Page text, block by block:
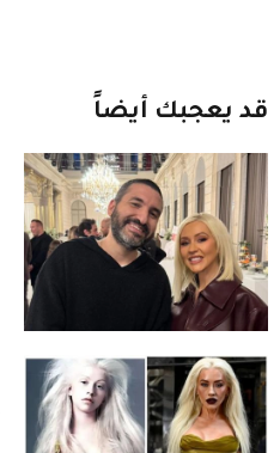
قد يعجبك أيضاً